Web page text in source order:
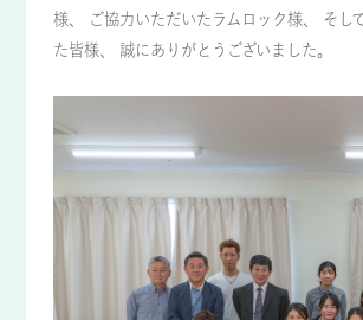
様、 ご協力いただいたラムロック様、 そし
た皆様、 誠にありがとうございました。